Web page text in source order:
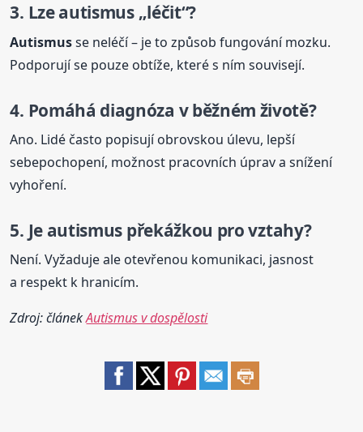
3. Lzeautismus„léčit“?
Autismusse neléčí – je to způsob fungování mozku.
Podporují se pouze obtíže, které s ním souvisejí.
4. Pomáhá diagnóza v běžném životě?
Ano. Lidé často popisují obrovskou úlevu, lepší
sebepochopení, možnost pracovních úprav a snížení
vyhoření.
5. Je autismus překážkou pro vztahy?
Není. Vyžaduje ale otevřenou komunikaci, jasnost
a respekt k hranicím.
Zdroj: článekAutismus v dospělosti